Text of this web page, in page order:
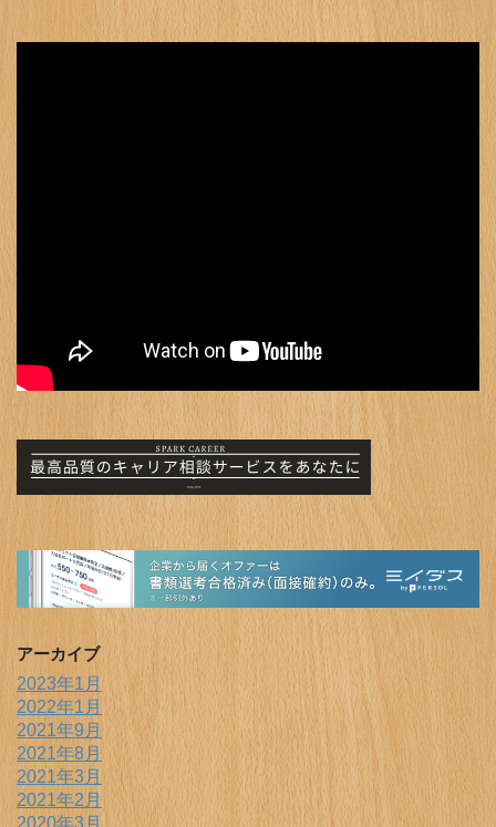
アーカイブ
2023年1月
2022年1月
2021年9月
2021年8月
2021年3月
2021年2月
2020年3月